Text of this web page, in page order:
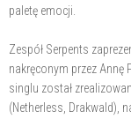
paletę emocji.
Zespół Serpents
nakręconym przez Annę
singlu został
(Netherless, Drakwald),